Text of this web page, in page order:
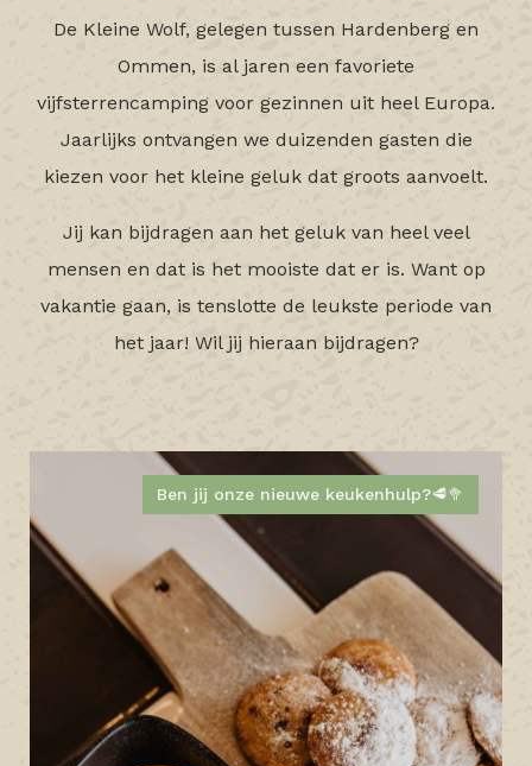
De Kleine Wolf, gelegen tussen Hardenberg en
Ommen, is al jaren een favoriete
vijfsterrencamping voor gezinnen uit heel Europa.
Jaarlijks ontvangen we duizenden gasten die
kiezen voor het kleine geluk dat groots aanvoelt.
Jij kan bijdragen aan het geluk van heel veel
mensen en dat is het mooiste dat er is. Want op
vakantie gaan, is tenslotte de leukste periode van
het jaar! Wil jij hieraan bijdragen?
Ben jij onze nieuwe keukenhulp?🥩🥦